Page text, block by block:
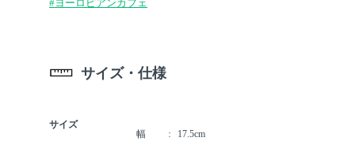
#ヨーロピアンカフェ
サイズ・仕様
サイズ
幅
17.5cm